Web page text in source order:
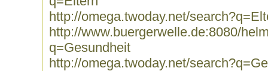
http://omega.twoday.net/
http://www.buergerwelle.de:8080/
q=Gesundheit
http://omega.twoday.net/